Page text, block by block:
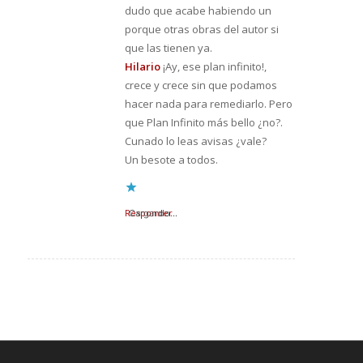
dudo que acabe habiendo un
porque otras obras del autor si
que las tienen ya.
Hilario¡Ay, ese plan infinito!,
crece y crece sin que podamos
hacer nada para remediarlo. Pero
que Plan Infinito más bello ¿no?.
Cunado lo leas avisas ¿vale?
Un besote a todos.
Cargando...
Responder